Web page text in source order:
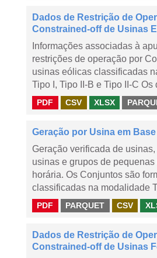
Dados de Restrição de
Constrained-off de Usinas
Informações associadas à
restrições de operação por
usinas eólicas classificadas
Tipo I, Tipo II-B e Tipo II-C Os
PDF CSV XLSX
Geração por Usina em
Geração verificada de
usinas e grupos de
horária. Os Conjuntos são
classificadas na modalidade
PDF PARQUET CSV
Dados de Restrição de
Constrained-off de Usinas